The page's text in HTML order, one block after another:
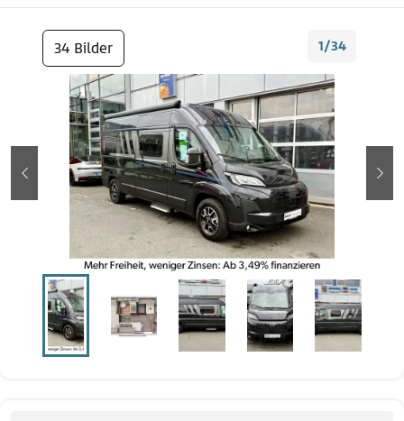
34 Bilder 1/34
zurück